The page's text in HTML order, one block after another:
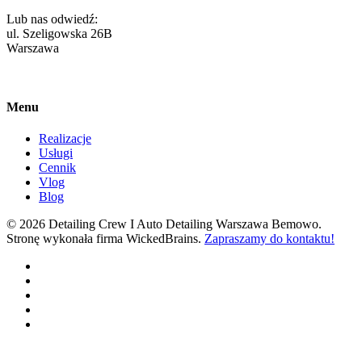
Lub nas odwiedź:
ul. Szeligowska 26B
Warszawa
Menu
Realizacje
Usługi
Cennik
Vlog
Blog
© 2026 Detailing Crew I Auto Detailing Warszawa Bemowo.
Stronę wykonała firma WickedBrains. Zapraszamy do kontaktu!